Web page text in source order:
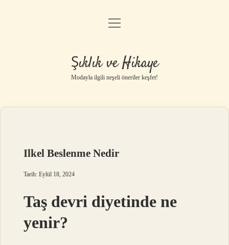
Gizlilik Politikası
Yasal Uyarı
menüyü
Şıklık ve Hikaye
Modayla ilgili neşeli öneriler keşfet!
Ilkel Beslenme Nedir
Tarih: Eylül 18, 2024
Taş devri diyetinde ne
yenir?